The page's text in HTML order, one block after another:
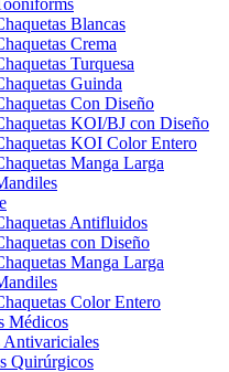
Blancas
Crema
Turquesa
Guinda
Con Diseño
KOI/BJ con Diseño
KOI Color Entero
Manga Larga
Antifluidos
con Diseño
Manga Larga
Color Entero
Médicos
Antivariciales
Quirúrgicos